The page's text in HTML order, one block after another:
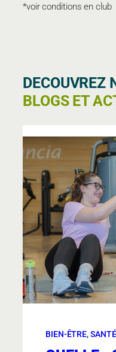
*voir conditions en club
DECOUVREZ
BLOGS ET
BIEN-ÊTRE, SANTÉ